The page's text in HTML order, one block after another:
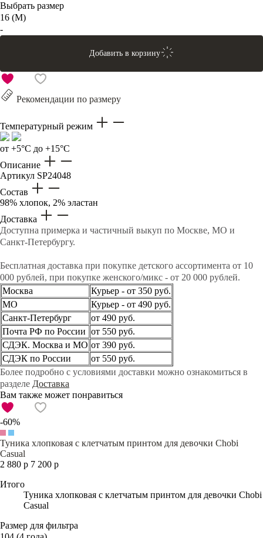
Выбрать размер
16 (M)
-
Добавить в корзину
Рекомендации по размеру
Температурный режим
от +5°C до +15°C
Описание
Артикул SP24048
Состав
98% хлопок, 2% эластан
Доставка
Доступна примерка и частичный выкуп по Москве, МО и
Санкт-Петербургу.
Бесплатная доставка при покупке детского ассортимента от 10
000 рублей, при покупке женского/микс - от 20 000 рублей.
Москва
Курьер - от 350 руб.
МО
Курьер - от 490 руб.
Санкт-Петербург
от 490 руб.
Почта РФ по России от 550 руб.
СДЭК. Москва и МО от 390 руб.
СДЭК по России
от 550 руб.
Более подробно с условиями доставки можно ознакомиться в
разделе Доставка
Вам также может понравиться
-60%
Туника хлопковая с клетчатым принтом для девочки Chobi
Casual
2 880 р 7 200 р
Итого
Туника хлопковая с клетчатым принтом для девочки Chobi
Casual
Размер для фильтра